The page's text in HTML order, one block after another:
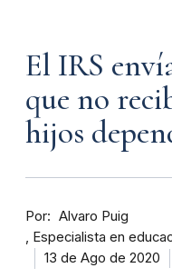
El IRS
que no
hijos
Por
Alvaro Puig
Especialista en
13 de Ago de 2020